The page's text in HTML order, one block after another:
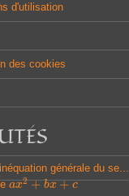
d'utilisation
des cookies
générale du se...
ax2 + bx + c
ax2+bx +c